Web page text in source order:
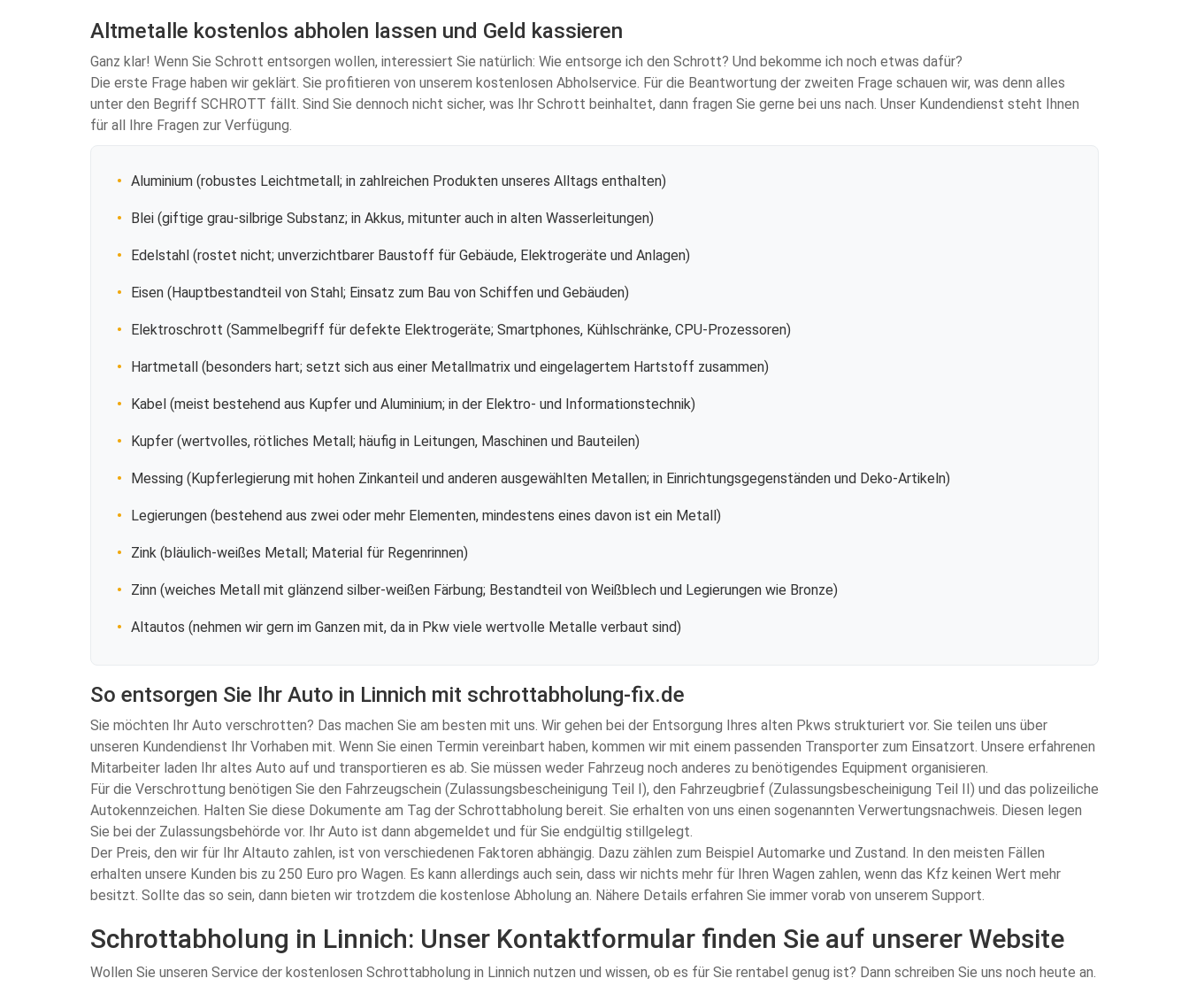
Altmetalle kostenlos abholen lassen und Geld kassieren
Ganz klar! Wenn Sie Schrott entsorgen wollen, interessiert Sie natürlich: Wie entsorge ich den Schrott? Und bekomme ich noch etwas dafür?
Die erste Frage haben wir geklärt. Sie profitieren von unserem kostenlosen Abholservice. Für die Beantwortung der zweiten Frage schauen wir, was denn alles
unter den Begriff SCHROTT fällt. Sind Sie dennoch nicht sicher, was Ihr Schrott beinhaltet, dann fragen Sie gerne bei uns nach. Unser Kundendienst steht Ihnen
für all Ihre Fragen zur Verfügung.
Aluminium (robustes Leichtmetall; in zahlreichen Produkten unseres Alltags enthalten)
Blei (giftige grau-silbrige Substanz; in Akkus, mitunter auch in alten Wasserleitungen)
Edelstahl (rostet nicht; unverzichtbarer Baustoff für Gebäude, Elektrogeräte und Anlagen)
Eisen (Hauptbestandteil von Stahl; Einsatz zum Bau von Schiffen und Gebäuden)
Elektroschrott (Sammelbegriff für defekte Elektrogeräte; Smartphones, Kühlschränke, CPU-Prozessoren)
Hartmetall (besonders hart; setzt sich aus einer Metallmatrix und eingelagertem Hartstoff zusammen)
Kabel (meist bestehend aus Kupfer und Aluminium; in der Elektro- und Informationstechnik)
Kupfer (wertvolles, rötliches Metall; häufig in Leitungen, Maschinen und Bauteilen)
Messing (Kupferlegierung mit hohen Zinkanteil und anderen ausgewählten Metallen; in Einrichtungsgegenständen und Deko-Artikeln)
Legierungen (bestehend aus zwei oder mehr Elementen, mindestens eines davon ist ein Metall)
Zink (bläulich-weißes Metall; Material für Regenrinnen)
Zinn (weiches Metall mit glänzend silber-weißen Färbung; Bestandteil von Weißblech und Legierungen wie Bronze)
Altautos (nehmen wir gern im Ganzen mit, da in Pkw viele wertvolle Metalle verbaut sind)
So entsorgen Sie Ihr Auto in Linnich mit schrottabholung-fix.de
Sie möchten Ihr Auto verschrotten? Das machen Sie am besten mit uns. Wir gehen bei der Entsorgung Ihres alten Pkws strukturiert vor. Sie teilen uns über
unseren Kundendienst Ihr Vorhaben mit. Wenn Sie einen Termin vereinbart haben, kommen wir mit einem passenden Transporter zum Einsatzort. Unsere erfahrenen
Mitarbeiter laden Ihr altes Auto auf und transportieren es ab. Sie müssen weder Fahrzeug noch anderes zu benötigendes Equipment organisieren.
Für die Verschrottung benötigen Sie den Fahrzeugschein (Zulassungsbescheinigung Teil I), den Fahrzeugbrief (Zulassungsbescheinigung Teil II) und das polizeiliche
Autokennzeichen. Halten Sie diese Dokumente am Tag der Schrottabholung bereit. Sie erhalten von uns einen sogenannten Verwertungsnachweis. Diesen legen
Sie bei der Zulassungsbehörde vor. Ihr Auto ist dann abgemeldet und für Sie endgültig stillgelegt.
Der Preis, den wir für Ihr Altauto zahlen, ist von verschiedenen Faktoren abhängig. Dazu zählen zum Beispiel Automarke und Zustand. In den meisten Fällen
erhalten unsere Kunden bis zu 250 Euro pro Wagen. Es kann allerdings auch sein, dass wir nichts mehr für Ihren Wagen zahlen, wenn das Kfz keinen Wert mehr
besitzt. Sollte das so sein, dann bieten wir trotzdem die kostenlose Abholung an. Nähere Details erfahren Sie immer vorab von unserem Support.
Schrottabholung in Linnich: Unser Kontaktformular finden Sie auf unserer Website
Wollen Sie unseren Service der kostenlosen Schrottabholung in Linnich nutzen und wissen, ob es für Sie rentabel genug ist? Dann schreiben Sie uns noch heute an.